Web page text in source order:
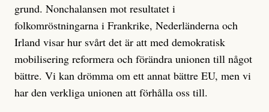
grund. Nonchalansen mot resultatet i
folkomröstningarna i Frankrike, Nederländerna och
Irland visar hur svårt det är att med demokratisk
mobilisering reformera och förändra unionen till något
bättre. Vi kan drömma om ett annat bättre EU, men vi
har den verkliga unionen att förhålla oss till.